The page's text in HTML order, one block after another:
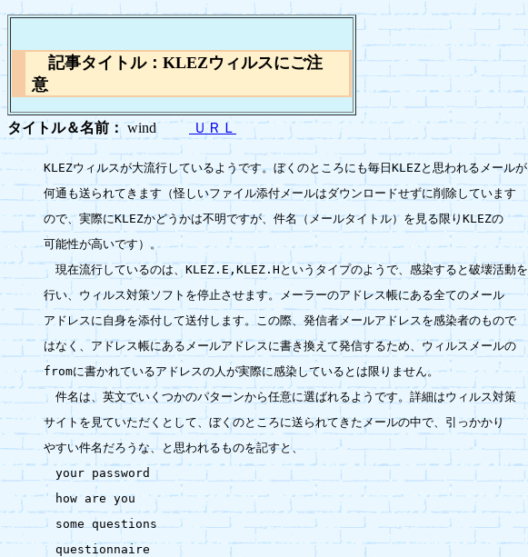
記事タイトル：KLEZウィルスにご注
意
タイトル＆名前：windＵＲＬ
KLEZウィルスが大流行しているようです。ぼくのところにも毎日KLEZと思われるメールが
何通も送られてきます（怪しいファイル添付メールはダウンロードせずに削除しています
ので、実際にKLEZかどうかは不明ですが、件名（メールタイトル）を見る限りKLEZの
可能性が高いです）。
現在流行しているのは、KLEZ.E,KLEZ.Hというタイプのようで、感染すると破壊活動を
行い、ウィルス対策ソフトを停止させます。メーラーのアドレス帳にある全てのメール
アドレスに自身を添付して送付します。この際、発信者メールアドレスを感染者のもので
はなく、アドレス帳にあるメールアドレスに書き換えて発信するため、ウィルスメールの
fromに書かれているアドレスの人が実際に感染しているとは限りません。
件名は、英文でいくつかのパターンから任意に選ばれるようです。詳細はウィルス対策
サイトを見ていただくとして、ぼくのところに送られてきたメールの中で、引っかかり
やすい件名だろうな、と思われるものを記すと、
your password
how are you
some questions
questionnaire